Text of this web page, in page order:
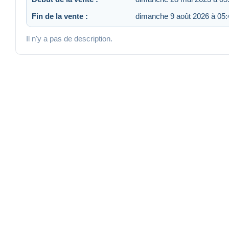
Fin de la vente :
dimanche 9 août 2026 à
Il n'y a pas de description.